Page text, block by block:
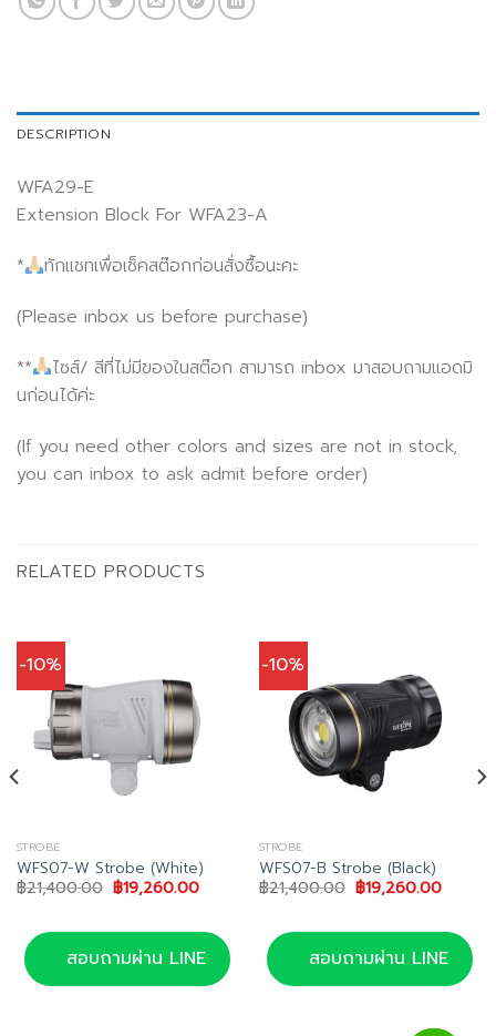
DESCRIPTION
WFA29-E
Extension Block For WFA23-A
*
ทักแชทเพื่อเช็คสต๊อกก่อนสั่งซื้อนะคะ
(Please inbox us before purchase)
**
ไซส์/ สีที่ไม่มีของในสต๊อก สามารถ inbox มาสอบถามแอดมิ
นก่อนได้ค่ะ
(If you need other colors and sizes are not in stock,
you can inbox to ask admit before order)
RELATED PRODUCTS
-10%
STROBE
WFS07-W Strobe (White)
฿21,400.00 Original
price
฿21,400.00.
฿19,260.00Current
฿19,260.00.
สอบถามผ่าน LINE
-10%
STROBE
WFS07-B Strobe (Black)
฿21,400.00 Original
price
฿21,400.00.
฿19,260.00Current
฿
สอบถามผ่าน LINE